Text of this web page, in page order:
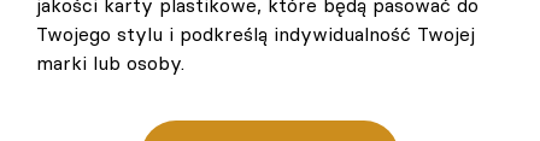
jakości karty plastikowe, które będą pasować do
Twojego stylu i podkreślą indywidualność Twojej
marki lub osoby.